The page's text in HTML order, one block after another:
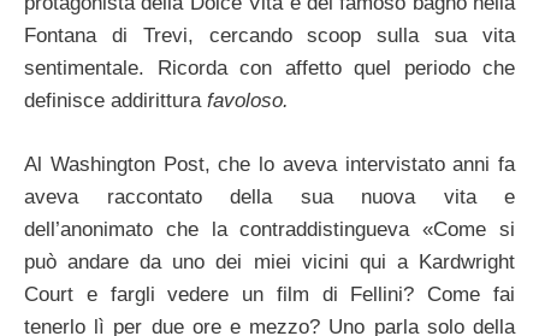
Fontana di Trevi, cercando scoop sulla sua vita
sentimentale. Ricorda con affetto quel periodo che
definisce addirittura favoloso.
Al Washington Post, che lo aveva intervistato anni fa
aveva raccontato della sua nuova vita e
dell’anonimato che la contraddistingueva «Come si
può andare da uno dei miei vicini qui a Kardwright
Court e fargli vedere un film di Fellini? Come fai
tenerlo lì per due ore e mezzo? Uno parla solo della